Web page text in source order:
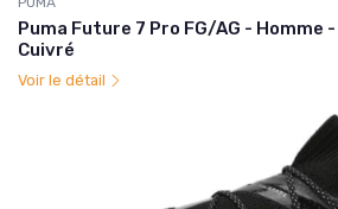
Puma Future 7 Pro FG/AG - Homme
Cuivré
Voir le détail